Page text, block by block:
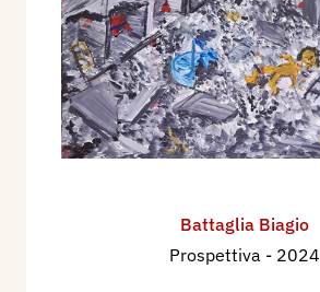
Battaglia Biagio
Prospettiva - 2024